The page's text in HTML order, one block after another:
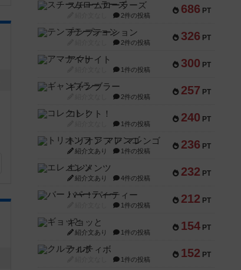
686 PT
スチームローラーズ
2件の投稿
326 PT
テンプテーション
2件の投稿
300 PT
アマナイト
1件の投稿
257 PT
ギャンブラー
2件の投稿
240 PT
コレクト！
1件の投稿
236 PT
トリオンフ ア マレンゴ
紹介文あり 1件の投稿
232 PT
エレメンツ
紹介文あり 4件の投稿
212 PT
バー！パーティー
1件の投稿
154 PT
ギョッと
紹介文あり 1件の投稿
152 PT
クルティボ
1件の投稿